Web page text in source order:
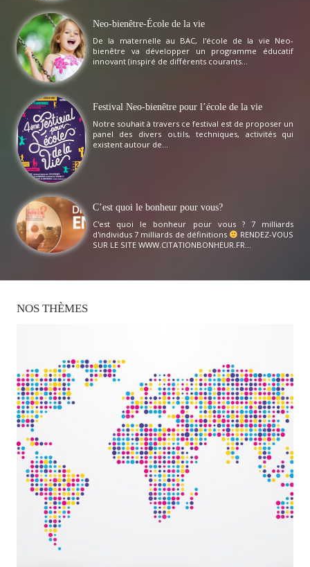
Neo-bienêtre-École de la vie
De la maternelle au BAC, l'école de la vie Neo-
bienêtre va développer un programme éducatif
innovant (inspiré de différents courants...
Festival Neo-bienêtre pour l’école de la vie
Notre souhait à travers ce festival est de proposer un
panel des divers outils, techniques, activités qui
existent autour de...
C’est quoi le bonheur pour vous?
C'est quoi le bonheur pour vous ? 7 milliards
d'individus 7 milliards de définitions
RENDEZ-VOUS
SUR LE SITE WWW.CITATIONBONHEUR.FR...
NOS THÈMES